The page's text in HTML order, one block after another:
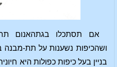
אם תסתכלו בגתהאנום
ושהכיפות נשענות על תת-מבנה
בניין בעל כיפות כפולות היא